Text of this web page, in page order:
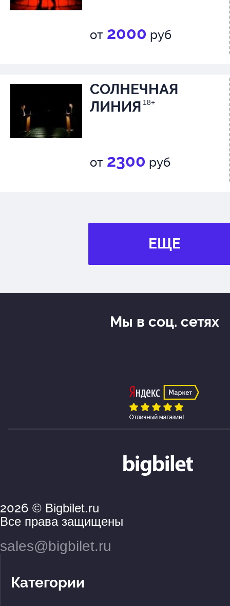
от 2000 руб
СОЛНЕЧНАЯ
ЛИНИЯ 18+
от 2300 руб
ЕЩЕ
2026 © Bigbilet.ru
Все права защищены
sales@bigbilet.ru
Категории
Мы в соц. сетях